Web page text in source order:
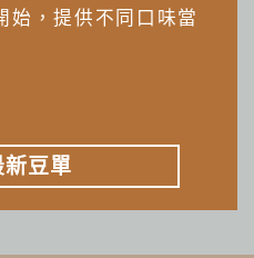
始，提供不同口味當
新豆單